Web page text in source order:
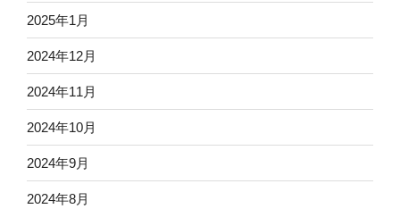
2025年1月
2024年12月
2024年11月
2024年10月
2024年9月
2024年8月